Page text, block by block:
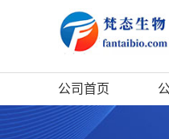
公司首页